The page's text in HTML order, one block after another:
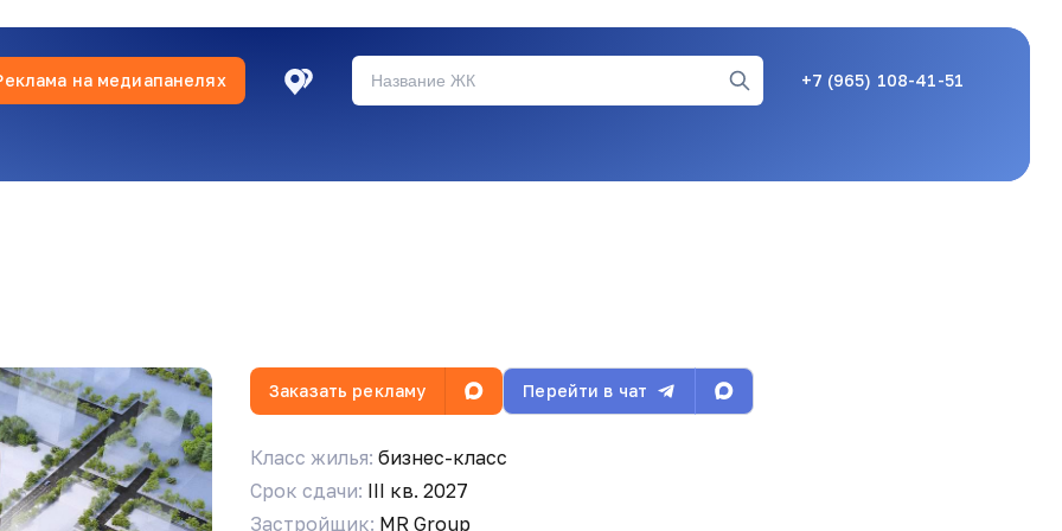
на медиапанелях +7 (965) 108-41-51
Заказать рекламу Перейти в чат
Класс жилья: бизнес-класс
Срок сдачи: III кв. 2027
Застройщик: MR Group
что такие есть)
28.07.26, 17:57